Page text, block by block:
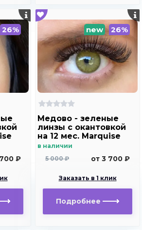
26%
₽
new 26%
Медово - зеленые
линзы c окантовкой
на 12 мес. Marquise
Hollywood brown m2
в наличии
5 000 ₽
от 3 700 ₽
Заказать в 1 клик
Подробнее